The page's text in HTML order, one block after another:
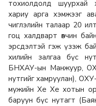
тохиолдолд шуурхай
хариу арга хэмжээг
чиглэлийн талаар 20
гоц халдварт өвчин
эрсдэлтэй гэж үзэж
хилийн залгаа бүс
БНХАУ-ын Манжуур,
нутгийг хамруулан),
мужийн Хе Хе хотын
баруун бүс нутагт